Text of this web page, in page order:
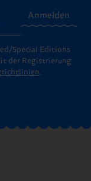
Anmelden
Special Editions
der Registrierung
.